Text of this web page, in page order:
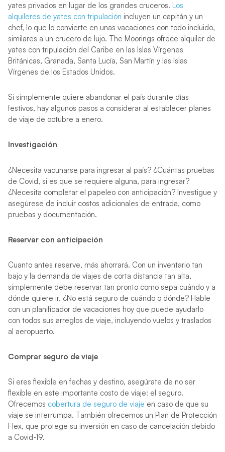
yates privados en lugar de los grandes cruceros. Los
alquileres de yates con tripulación incluyen un capitán y un
chef, lo que lo convierte en unas vacaciones con todo incluido,
similares a un crucero de lujo. The Moorings ofrece alquiler de
yates con tripulación del Caribe en las Islas Vírgenes
Británicas, Granada, Santa Lucía, San Martín y las Islas
Vírgenes de los Estados Unidos.
Si simplemente quiere abandonar el país durante días
festivos, hay algunos pasos a considerar al establecer planes
de viaje de octubre a enero.
Investigación
¿Necesita vacunarse para ingresar al país? ¿Cuántas pruebas
de Covid, si es que se requiere alguna, para ingresar?
¿Necesita completar el papeleo con anticipación? Investigue y
asegúrese de incluir costos adicionales de entrada, como
pruebas y documentación.
Reservar con anticipación
Cuanto antes reserve, más ahorrará. Con un inventario tan
bajo y la demanda de viajes de corta distancia tan alta,
simplemente debe reservar tan pronto como sepa cuándo y a
dónde quiere ir. ¿No está seguro de cuándo o dónde? Hable
con un planificador de vacaciones hoy que puede ayudarlo
con todos sus arreglos de viaje, incluyendo vuelos y traslados
al aeropuerto.
Comprar seguro de viaje
Si eres flexible en fechas y destino, asegúrate de no ser
flexible en este importante costo de viaje: el seguro.
Ofrecemos cobertura de seguro de viaje en caso de que su
viaje se interrumpa. También ofrecemos un Plan de Protección
Flex, que protege su inversión en caso de cancelación debido
a Covid-19.